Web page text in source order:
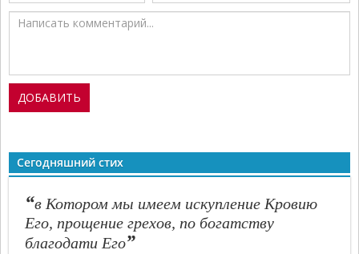
Сегодняшний стих
“в Котором мы имеем искупление Кровию
Его, прощение грехов, по богатству
благодати Его”